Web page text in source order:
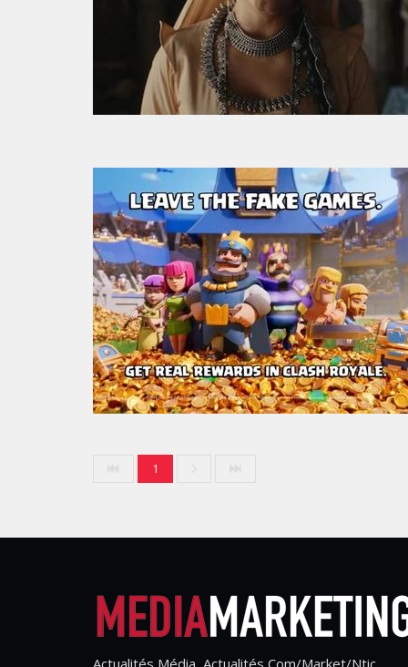
1
Actualités Média, Actualités Com/Market/Ntic,